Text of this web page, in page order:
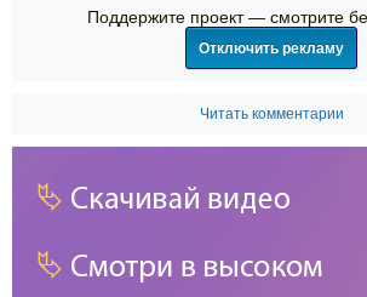
Поддержите проект — смотрите
Отключить рекламу
Читать комментарии